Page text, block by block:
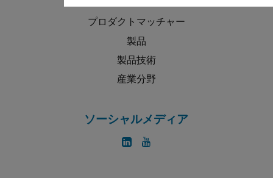
プロダクトマッチャー
製品
製品技術
産業分野
ソーシャルメディア